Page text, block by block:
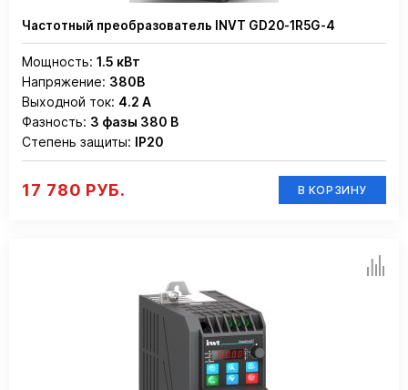
Частотный преобразователь INVT GD20-1R5G-4
Мощность: 1.5 кВт
Напряжение: 380В
Выходной ток: 4.2 А
Фазность: 3 фазы 380 В
Степень защиты: IP20
17 780 РУБ. В КОРЗИНУ